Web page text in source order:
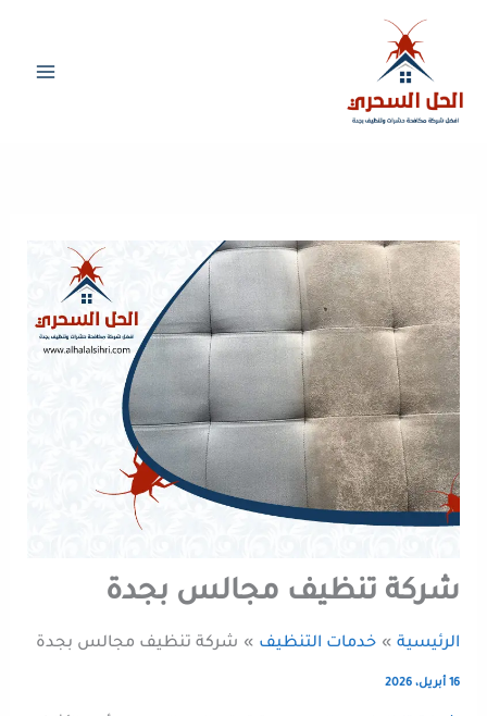
المحتوى
شركة تنظيف مجالس بجدة
الرئيسية خدمات التنظيف شركة تنظيف مجالس بجدة
16 أبريل، 2026